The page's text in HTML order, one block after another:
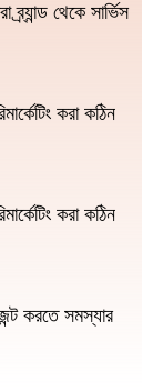
থেকে সার্ভিস
করা কঠিন
করা কঠিন
করতে সমস্যার